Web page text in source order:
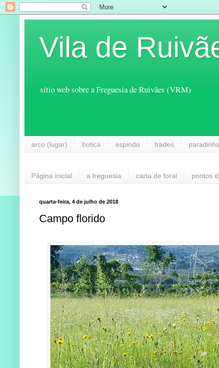
Vila de
sítio web sobre a Freguesia de Ruivães (VRM)
arco (lugar) botica espindo frades
Página inicial a freguesia carta de foral pontos
quarta-feira, 4 de julho de 2018
Campo florido